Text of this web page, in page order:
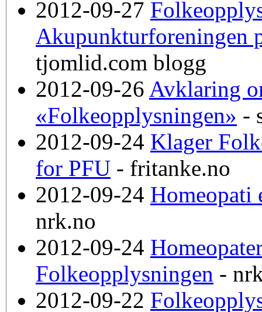
2012-09-27
Akupunkturforeningen
tjomlid.com blogg
2012-09-26 Avklaring
«Folkeopplysningen» -
2012-09-24 Klager
for PFU - fritanke.no
2012-09-24 Homeopati
nrk.no
2012-09-24
Folkeopplysningen -
2012-09-22